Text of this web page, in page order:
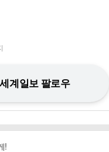
계일보 팔로우
!